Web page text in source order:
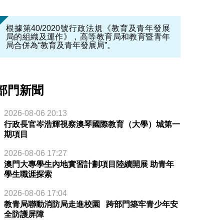
根據第40/2020號行政法規《教育及青年發展
局的組織及運作》，高等教育局和教育暨青年
局合併為“教育及青年發展局”。
門新聞
2026-08-06 20:13
行政長官岑浩輝視察澳琴國際教育（大學）城第一
期項目
2026-08-06 17:27
澳門大專學生內地實習計劃項目陸續開展 助青年
學生職涯探索
2026-08-06 17:04
教青局聯動消防局走進校園 跨部門築牢青少年安
全防護屏障